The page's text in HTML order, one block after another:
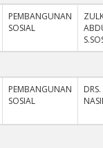
PEMBANGUNAN
SOSIAL
PEMBANGUNAN
SOSIAL